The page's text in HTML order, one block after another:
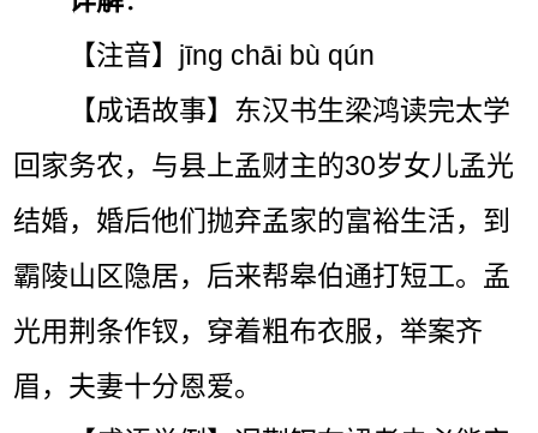
【注音】jīng chāi bù qún
【成语故事】东汉书生梁鸿读完太学
回家务农，与县上孟财主的30岁女儿孟光
结婚，婚后他们抛弃孟家的富裕生活，到
霸陵山区隐居，后来帮皋伯通打短工。孟
光用荆条作钗，穿着粗布衣服，举案齐
眉，夫妻十分恩爱。